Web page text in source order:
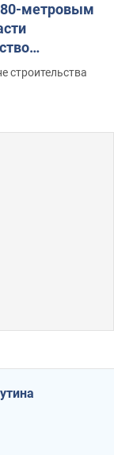
80-метровым
строительства